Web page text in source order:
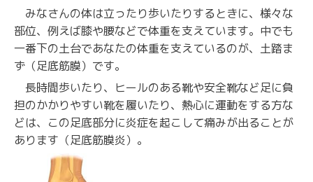
みなさんの体は立ったり歩いたりするときに、様々な
部位、例えば膝や腰などで体重を支えています。中でも
一番下の土台であなたの体重を支えているのが、土踏ま
ず（足底筋膜）です。
長時間歩いたり、ヒールのある靴や安全靴など足に負
担のかかりやすい靴を履いたり、熱心に運動をする方な
どは、この足底部分に炎症を起こして痛みが出ることが
あります（足底筋膜炎）。